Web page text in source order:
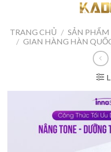
content
TRANG CHỦ / SẢN PHẨM
/ GIAN HÀNG HÀN